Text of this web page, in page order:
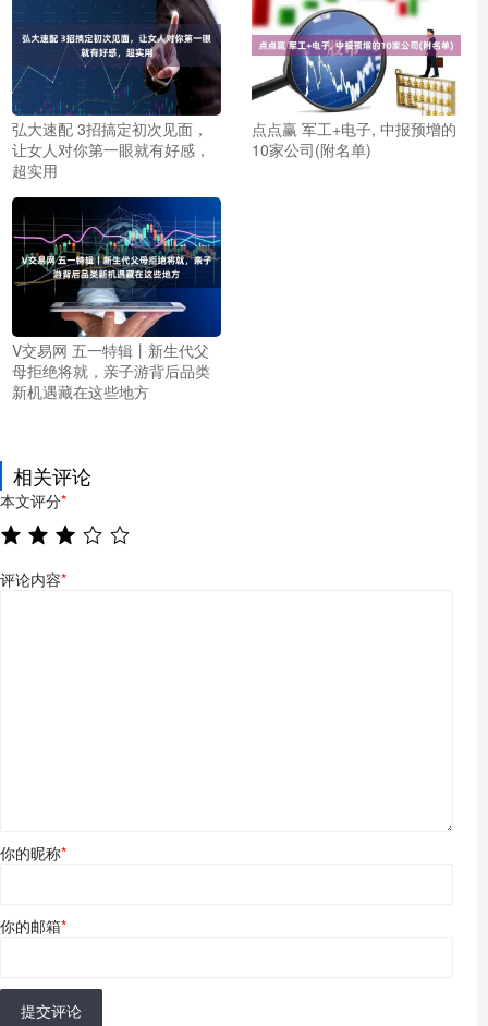
弘大速配 3招搞定初次见面，
让女人对你第一眼就有好感，
超实用
点点赢 军工+电子, 中报预增的
10家公司(附名单)
V交易网 五一特辑丨新生代父
母拒绝将就，亲子游背后品类
新机遇藏在这些地方
相关评论
本文评分*
评论内容*
你的昵称*
你的邮箱*
提交评论